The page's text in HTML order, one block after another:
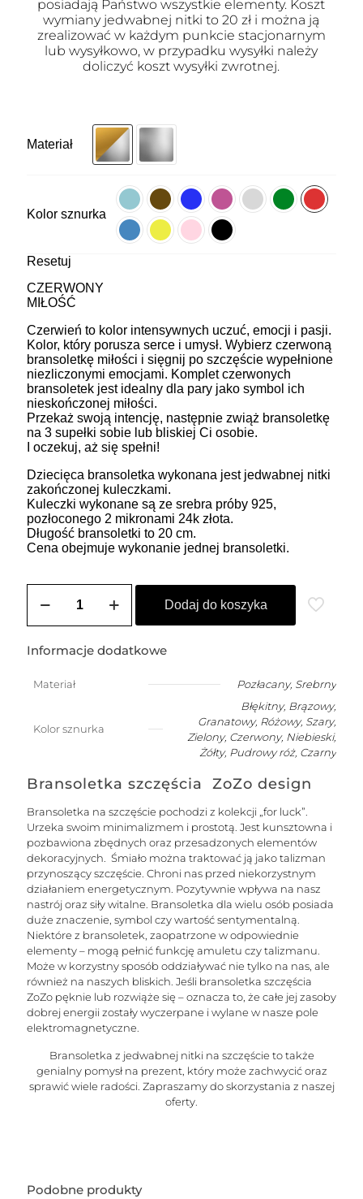
posiadają Państwo wszystkie elementy. Koszt
wymiany jedwabnej nitki to 20 zł i można ją
zrealizować w każdym punkcie stacjonarnym
lub wysyłkowo, w przypadku wysyłki należy
doliczyć koszt wysyłki zwrotnej.
Materiał
Kolor sznurka
Resetuj
CZERWONY
MIŁOŚĆ
Czerwień to kolor intensywnych uczuć, emocji i pasji.
Kolor, który porusza serce i umysł. Wybierz czerwoną
bransoletkę miłości i sięgnij po szczęście wypełnione
niezliczonymi emocjami. Komplet czerwonych
bransoletek jest idealny dla pary jako symbol ich
nieskończonej miłości.
Przekaż swoją intencję, następnie zwiąż bransoletkę
na 3 supełki sobie lub bliskiej Ci osobie.
I oczekuj, aż się spełni!
Dziecięca bransoletka wykonana jest jedwabnej nitki
zakończonej kuleczkami.
Kuleczki wykonane są ze srebra próby 925,
pozłoconego 2 mikronami 24k złota.
Długość bransoletki to 20 cm.
Cena obejmuje wykonanie jednej bransoletki.
Bransoletka
dla
(2-
10
wybierz
Dodaj do koszyka
Informacje dodatkowe
Materiał Pozłacany, Srebrny
Kolor sznurka
Błękitny, Brązowy,
Granatowy, Różowy, Szary,
Zielony, Czerwony, Niebieski,
Żółty, Pudrowy róż, Czarny
Bransoletka szczęścia ZoZo design
Bransoletka na szczęście pochodzi z kolekcji „for luck”.
Urzeka swoim minimalizmem i prostotą. Jest kunsztowna i
pozbawiona zbędnych oraz przesadzonych elementów
dekoracyjnych. Śmiało można traktować ją jako talizman
przynoszący szczęście. Chroni nas przed niekorzystnym
działaniem energetycznym. Pozytywnie wpływa na nasz
nastrój oraz siły witalne. Bransoletka dla wielu osób posiada
duże znaczenie, symbol czy wartość sentymentalną.
Niektóre z bransoletek, zaopatrzone w odpowiednie
elementy – mogą pełnić funkcję amuletu czy talizmanu.
Może w korzystny sposób oddziaływać nie tylko na nas, ale
również na naszych bliskich. Jeśli bransoletka szczęścia
ZoZo pęknie lub rozwiąże się – oznacza to, że całe jej zasoby
dobrej energii zostały wyczerpane i wylane w nasze pole
elektromagnetyczne.
Bransoletka z jedwabnej nitki na szczęście to także
genialny pomysł na prezent, który może zachwycić oraz
sprawić wiele radości. Zapraszamy do skorzystania z naszej
oferty.
Podobne produkty